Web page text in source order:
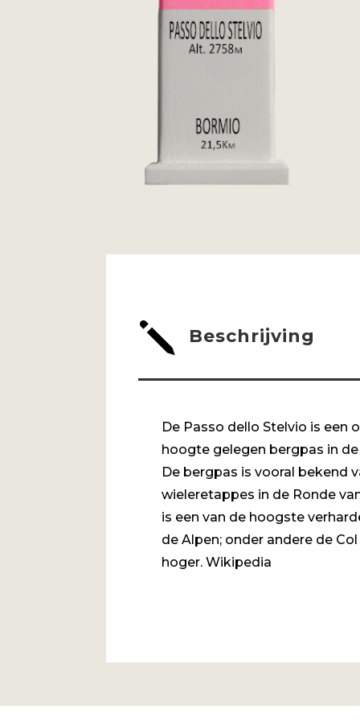
j Beschrijving
De Passo dello Stelvio is een
hoogte gelegen bergpas in
De bergpas is vooral bekend
wieleretappes in de Ronde
is een van de hoogste
de Alpen; onder andere de Col
hoger. Wikipedia